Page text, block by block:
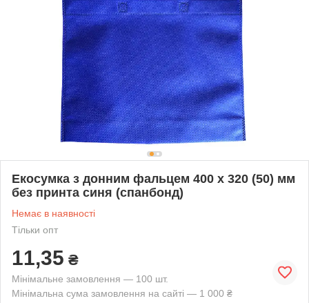
Екосумка з донним фальцем 400 х 320 (50) мм
без принта синя (спанбонд)
Немає в наявності
Тільки опт
11,35 ₴
Мінімальне замовлення — 100 шт.
Мінімальна сума замовлення на сайті — 1 000 ₴